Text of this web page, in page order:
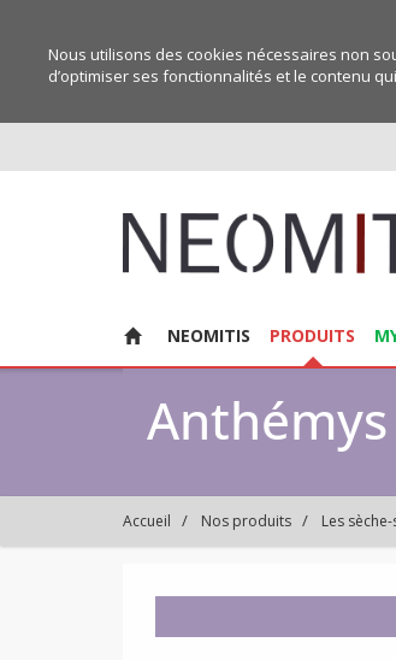
Nous utilisons des cookies nécessaires non
d’optimiser ses fonctionnalités et le contenu
NEOMITIS PRODUITS
Accueil Nos produits Les